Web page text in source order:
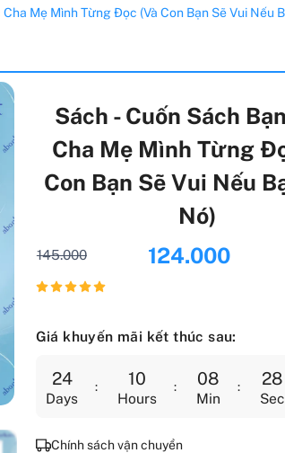
Mẹ Mình Từng Đọc (Và Con Bạn Sẽ Vui Nếu
Sách - Cuốn Sách
Cha Mẹ Mình Từng
Con Bạn Sẽ Vui Nếu
Nó)
145.000 124.000
Giá khuyến mãi kết thúc sau:
24
Days
10
Hours
08
Min
27
Sec
Chính sách vận chuyển